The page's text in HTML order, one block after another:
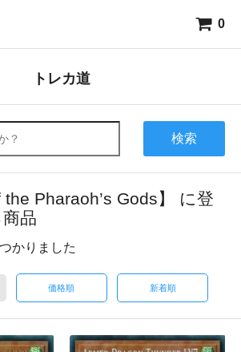
0
トレカ道
検索
the Pharaoh’s Gods】 に登
品
かりました
価格順 新着順